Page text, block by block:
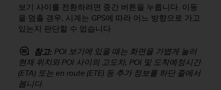
보기 사이를 전환하려면 중간 버튼을 누릅니다. 이동
을 멈출 경우, 시계는 GPS에 따라 어느 방향으로 가고
있는지 판단할 수 없습니다.
참고: POI 보기에 있을 때는 화면을 가볍게 눌러
현재 위치와 POI 사이의 고도차, POI 및 도착예정시간
(ETA) 또는 en route (ETE) 등 추가 정보를 하단 줄에서
봅니다.